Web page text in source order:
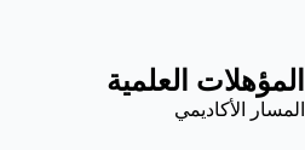
المؤهلات العلمية
المسار الأكاديمي